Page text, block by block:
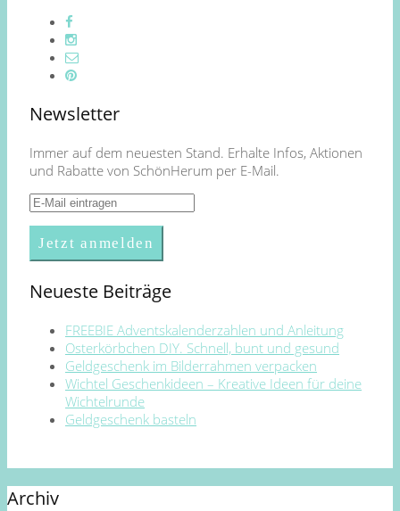
Newsletter
Immer auf dem neuesten Stand. Erhalte Infos, Aktionen
und Rabatte von SchönHerum per E-Mail.
Neueste Beiträge
FREEBIE Adventskalenderzahlen und Anleitung
Osterkörbchen DIY. Schnell, bunt und gesund
Geldgeschenk im Bilderrahmen verpacken
Wichtel Geschenkideen – Kreative Ideen für deine
Wichtelrunde
Geldgeschenk basteln
Archiv